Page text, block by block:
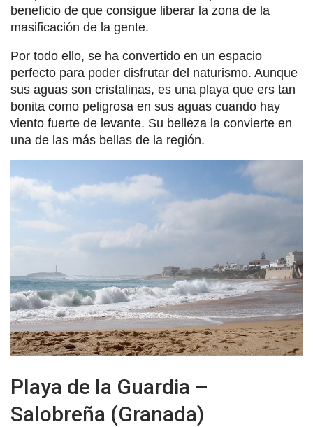
beneficio de que consigue liberar la zona de la
masificación de la gente.
Por todo ello, se ha convertido en un espacio
perfecto para poder disfrutar del naturismo. Aunque
sus aguas son cristalinas, es una playa que ers tan
bonita como peligrosa en sus aguas cuando hay
viento fuerte de levante. Su belleza la convierte en
una de las más bellas de la región.
Playa de la Guardia –
Salobreña (Granada)